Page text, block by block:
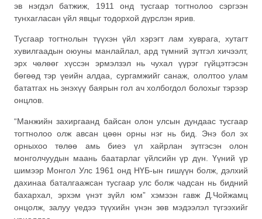
эв нэгдэл батжиж, 1911 онд тусгаар тогтнолоо сэргээн
тунхагласан үйл явцыг тодорхой дүрслэн ярив.
Тусгаар тогтнолын түүхэн үйл хэрэгт лам хуврага, хутагт
хувилгаадын оюуны манлайлал, ард түмний зүтгэл хичээлт,
эрх чөлөөг хүссэн эрмэлзэл нь чухал үүрэг гүйцэтгэсэн
бөгөөд тэр үеийн алдаа, сургамжийг санаж, ололтоо улам
бататгах нь энэхүү баярын гол ач холбогдол болохыг тэрээр
онцлов.
“Манжийн захиргаанд байсан олон улсын дундаас тусгаар
тогтнолоо олж авсан цөөн орны нэг нь бид. Энэ бол эх
орныхоо төлөө амь биеэ үл хайрлан зүтгэсэн олон
монголчуудын маань баатарлаг үйлсийн үр дүн. Үүний үр
шимээр Монгол Улс 1961 онд НҮБ-ын гишүүн болж, дэлхий
дахинаа баталгаажсан тусгаар улс болж чадсан нь бидний
бахархал, эрхэм үнэт зүйл юм” хэмээн гавж Д.Чойжамц
онцолж, залуу үедээ түүхийн үнэн зөв мэдээлэл түгээхийг